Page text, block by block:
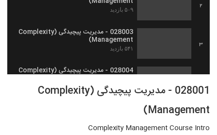
2
۵۰۹ بازدید
3
028003 - مدیریت پیچیدگی (Complexity
Management)
۵۴۱ بازدید
028004 - مدیریت پیچیدگی (Complexity
۵۰۱ بازدید
028001 - مدیریت پیچیدگی (Complexity
Management)
Complexity Management Course Intro